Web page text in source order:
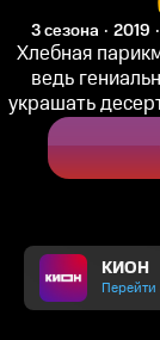
3 сезона 2019
Хлебная
ведь
украшать
КИОН